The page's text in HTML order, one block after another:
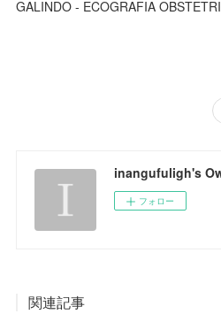
GALINDO - ECOGRAFIA
inangufuligh's
フォロー
関連記事